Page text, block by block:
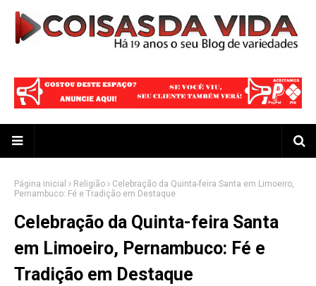
Página inicial Religião
Celebração da Quinta-feira Santa em Limoeiro,
Pernambuco: Fé e Tradição em Destaque
Celebração da Quinta-feira Santa
em Limoeiro, Pernambuco: Fé e
Tradição em Destaque